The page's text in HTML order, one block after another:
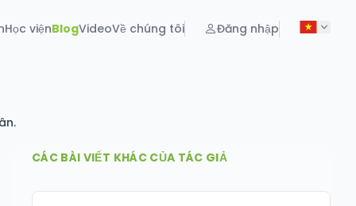
Học việnBlogVideoVề chúng tôi Đăng nhập
CÁC BÀI VIẾT KHÁC CỦA TÁC GIẢ